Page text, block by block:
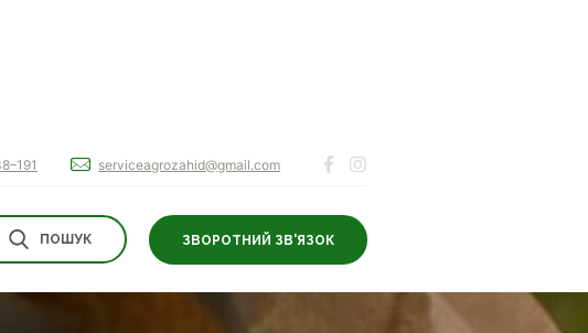
ПОШУК ЗВОРОТНИЙ ЗВ'ЯЗОК
serviceagrozahid@gmail.com